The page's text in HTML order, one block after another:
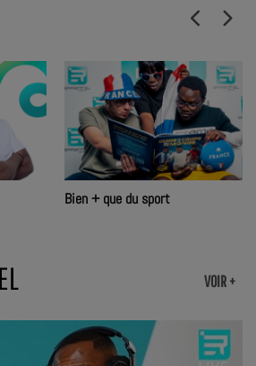
Bien + que du sport
VOIR +